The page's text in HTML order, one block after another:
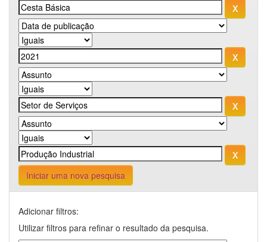
Iniciar uma nova pesquisa
Adicionar filtros:
Utilizar filtros para refinar o resultado da pesquisa.